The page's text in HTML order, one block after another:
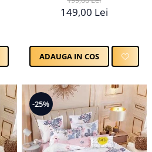
149,00 Lei
ADAUGA IN COS
-25%